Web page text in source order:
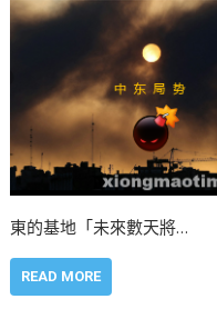
東的基地「未來數天將…
READ MORE